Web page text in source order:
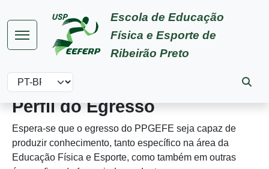
Escola de Educação
Física e Esporte de
Ribeirão Preto
Select your language
Perfil do Egresso
Espera-se que o egresso do PPGEFE seja capaz de
produzir conhecimento, tanto específico na área da
Educação Física e Esporte, como também em outras